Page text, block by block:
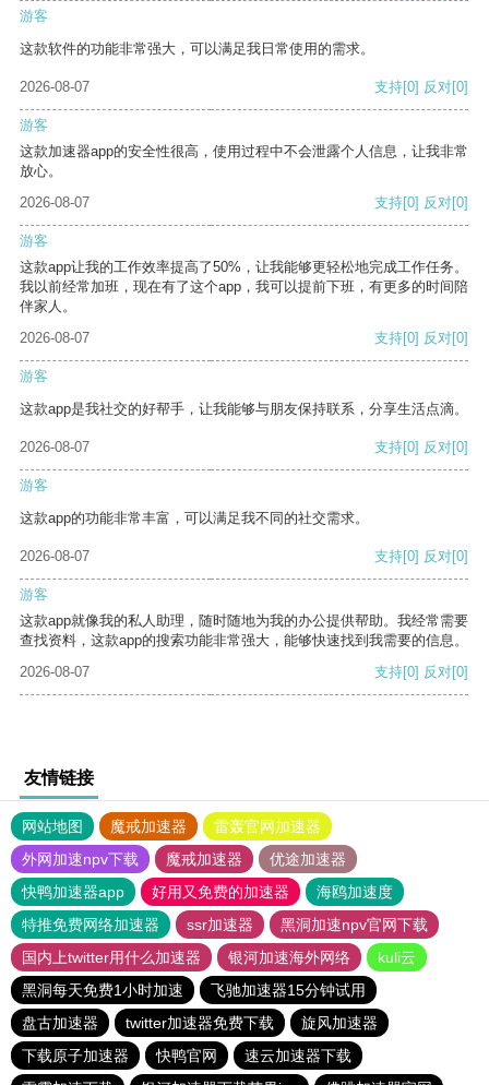
游客
这款软件的功能非常强大，可以满足我日常使用的需求。
2026-08-07 支持[0] 反对[0]
游客
这款加速器app的安全性很高，使用过程中不会泄露个人信息，让我非常
放心。
2026-08-07
支持[0] 反对[0]
游客
这款app让我的工作效率提高了50%，让我能够更轻松地完成工作任务。
我以前经常加班，现在有了这个app，我可以提前下班，有更多的时间陪
伴家人。
2026-08-07
支持[0] 反对[0]
游客
这款app是我社交的好帮手，让我能够与朋友保持联系，分享生活点滴。
2026-08-07 支持[0] 反对[0]
游客
这款app的功能非常丰富，可以满足我不同的社交需求。
2026-08-07 支持[0] 反对[0]
游客
这款app就像我的私人助理，随时随地为我的办公提供帮助。我经常需要
查找资料，这款app的搜索功能非常强大，能够快速找到我需要的信息。
2026-08-07
支持[0] 反对[0]
友情链接
网站地图 魔戒加速器
雷轰官网加速器
外网加速npv下载
魔戒加速器
优途加速器
快鸭加速器app
好用又免费的加速器
海鸥加速度
特推免费网络加速器
ssr加速器
黑洞加速npv官网下载
国内上twitter用什么加速器
银河加速海外网络
kuli云
黑洞每天免费1小时加速
飞驰加速器15分钟试用
盘古加速器
twitter加速器免费下载
旋风加速器
下载原子加速器
快鸭官网
速云加速器下载